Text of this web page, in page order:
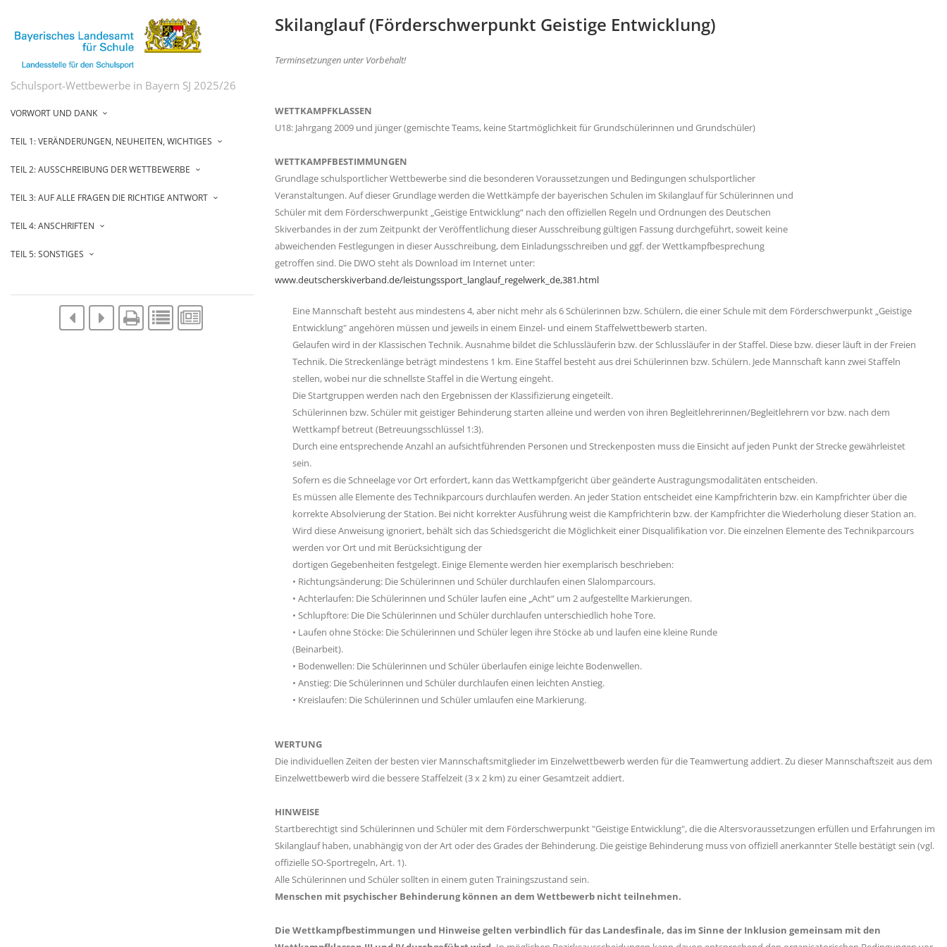
Schulsport-Wettbewerbe in Bayern SJ 2025/26
VORWORT UND DANK
TEIL 1: VERÄNDERUNGEN, NEUHEITEN, WICHTIGES
TEIL 2: AUSSCHREIBUNG DER WETTBEWERBE
TEIL 3: AUF ALLE FRAGEN DIE RICHTIGE ANTWORT
TEIL 4: ANSCHRIFTEN
TEIL 5: SONSTIGES
Skilanglauf (Förderschwerpunkt Geistige Entwicklung)
Terminsetzungen unter Vorbehalt!
WETTKAMPFKLASSEN
U18: Jahrgang 2009 und jünger (gemischte Teams, keine Startmöglichkeit für Grundschülerinnen und Grundschüler)
WETTKAMPFBESTIMMUNGEN
Grundlage schulsportlicher Wettbewerbe sind die besonderen Voraussetzungen und Bedingungen schulsportlicher
Veranstaltungen. Auf dieser Grundlage werden die Wettkämpfe der bayerischen Schulen im Skilanglauf für Schülerinnen und
Schüler mit dem Förderschwerpunkt „Geistige Entwicklung“ nach den offiziellen Regeln und Ordnungen des Deutschen
Skiverbandes in der zum Zeitpunkt der Veröffentlichung dieser Ausschreibung gültigen Fassung durchgeführt, soweit keine
abweichenden Festlegungen in dieser Ausschreibung, dem Einladungsschreiben und ggf. der Wettkampfbesprechung
getroffen sind. Die DWO steht als Download im Internet unter:
www.deutscherskiverband.de/leistungssport_langlauf_regelwerk_de,381.html
Eine Mannschaft besteht aus mindestens 4, aber nicht mehr als 6 Schülerinnen bzw. Schülern, die einer Schule mit dem Förderschwerpunkt „Geistige
Entwicklung" angehören müssen und jeweils in einem Einzel- und einem Staffelwettbewerb starten.
Gelaufen wird in der Klassischen Technik. Ausnahme bildet die Schlussläuferin bzw. der Schlussläufer in der Staffel. Diese bzw. dieser läuft in der Freien
Technik. Die Streckenlänge beträgt mindestens 1 km. Eine Staffel besteht aus drei Schülerinnen bzw. Schülern. Jede Mannschaft kann zwei Staffeln
stellen, wobei nur die schnellste Staffel in die Wertung eingeht.
Die Startgruppen werden nach den Ergebnissen der Klassifizierung eingeteilt.
Schülerinnen bzw. Schüler mit geistiger Behinderung starten alleine und werden von ihren Begleitlehrerinnen/Begleitlehrern vor bzw. nach dem
Wettkampf betreut (Betreuungsschlüssel 1:3).
Durch eine entsprechende Anzahl an aufsichtführenden Personen und Streckenposten muss die Einsicht auf jeden Punkt der Strecke gewährleistet
sein.
Sofern es die Schneelage vor Ort erfordert, kann das Wettkampfgericht über geänderte Austragungsmodalitäten entscheiden.
Es müssen alle Elemente des Technikparcours durchlaufen werden. An jeder Station entscheidet eine Kampfrichterin bzw. ein Kampfrichter über die
korrekte Absolvierung der Station. Bei nicht korrekter Ausführung weist die Kampfrichterin bzw. der Kampfrichter die Wiederholung dieser Station an.
Wird diese Anweisung ignoriert, behält sich das Schiedsgericht die Möglichkeit einer Disqualifikation vor. Die einzelnen Elemente des Technikparcours
werden vor Ort und mit Berücksichtigung der
dortigen Gegebenheiten festgelegt. Einige Elemente werden hier exemplarisch beschrieben:
• Richtungsänderung: Die Schülerinnen und Schüler durchlaufen einen Slalomparcours.
• Achterlaufen: Die Schülerinnen und Schüler laufen eine „Acht“ um 2 aufgestellte Markierungen.
• Schlupftore: Die Die Schülerinnen und Schüler durchlaufen unterschiedlich hohe Tore.
• Laufen ohne Stöcke: Die Schülerinnen und Schüler legen ihre Stöcke ab und laufen eine kleine Runde
(Beinarbeit).
• Bodenwellen: Die Schülerinnen und Schüler überlaufen einige leichte Bodenwellen.
• Anstieg: Die Schülerinnen und Schüler durchlaufen einen leichten Anstieg.
• Kreislaufen: Die Schülerinnen und Schüler umlaufen eine Markierung.
WERTUNG
Die individuellen Zeiten der besten vier Mannschaftsmitglieder im Einzelwettbewerb werden für die Teamwertung addiert. Zu dieser Mannschaftszeit aus dem
Einzelwettbewerb wird die bessere Staffelzeit (3 x 2 km) zu einer Gesamtzeit addiert.
HINWEISE
Startberechtigt sind Schülerinnen und Schüler mit dem Förderschwerpunkt "Geistige Entwicklung", die die Altersvoraussetzungen erfüllen und Erfahrungen im
Skilanglauf haben, unabhängig von der Art oder des Grades der Behinderung. Die geistige Behinderung muss von offiziell anerkannter Stelle bestätigt sein (vgl.
offizielle SO-Sportregeln, Art. 1).
Alle Schülerinnen und Schüler sollten in einem guten Trainingszustand sein.
Menschen mit psychischer Behinderung können an dem Wettbewerb nicht teilnehmen.
Die Wettkampfbestimmungen und Hinweise gelten verbindlich für das Landesfinale, das im Sinne der Inklusion gemeinsam mit den